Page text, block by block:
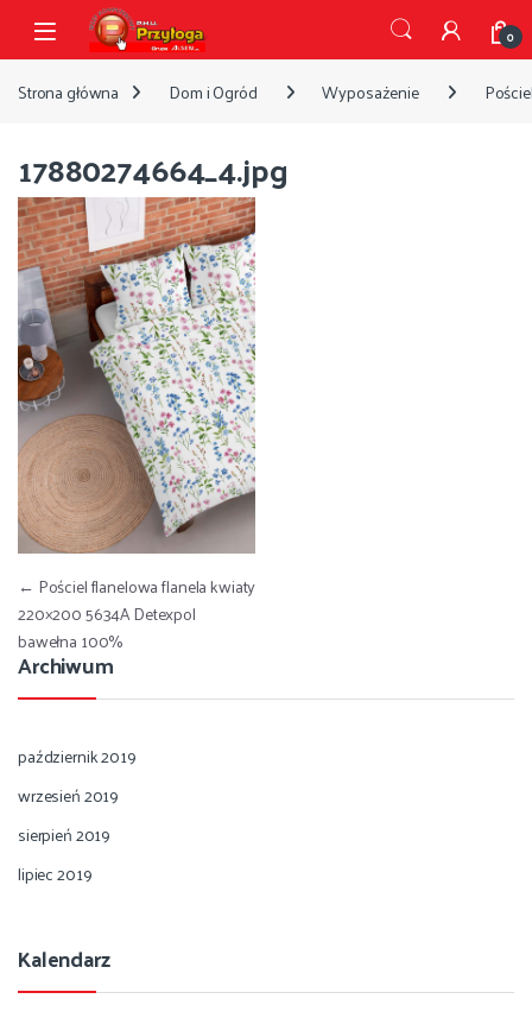
Przejdź do nawigacji
Przejdź do treści
Open 0
Strona główna Dom i Ogród Wyposażenie
17880274664_4.jpg
Nawigacja wpisu
← Pościel flanelowa flanela kwiaty
220×200 5634A Detexpol
bawełna 100%
Archiwum
październik 2019
wrzesień 2019
sierpień 2019
lipiec 2019
Kalendarz